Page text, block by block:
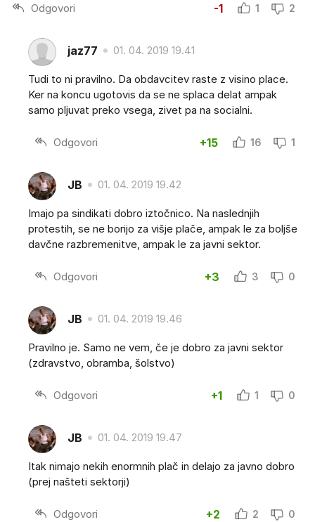
Odgovori -1 1 2
jaz77 01. 04. 2019 19.41
Tudi to ni pravilno. Da obdavcitev raste z visino place.
Ker na koncu ugotovis da se ne splaca delat ampak
samo pljuvat preko vsega, zivet pa na socialni.
Odgovori +15 16 1
JB 01. 04. 2019 19.42
Imajo pa sindikati dobro iztočnico. Na naslednjih
protestih, se ne borijo za višje plače, ampak le za boljše
davčne razbremenitve, ampak le za javni sektor.
Odgovori +3 3 0
JB 01. 04. 2019 19.46
Pravilno je. Samo ne vem, če je dobro za javni sektor
(zdravstvo, obramba, šolstvo)
Odgovori +1 1 0
JB 01. 04. 2019 19.47
Itak nimajo nekih enormnih plač in delajo za javno dobro
(prej našteti sektorji)
Odgovori +2 2 0